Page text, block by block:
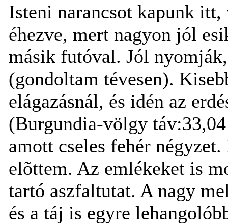
Isteni narancsot kapunk
éhezve, mert nagyon jól
másik futóval. Jól
(gondoltam tévesen).
elágazásnál, és idén az
(Burgundia-völgy
amott cseles fehér
elõttem. Az emlékeket is
tartó aszfaltutat. A nagy
és a táj is egyre